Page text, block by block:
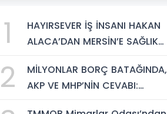
1
HAYIRSEVER İŞ İNSANI HAKAN
ALACA’DAN MERSİN’E SAĞLIK
2
MİLYONLAR BORÇ BATAĞINDA,
AKP VE MHP’NİN CEVABI: